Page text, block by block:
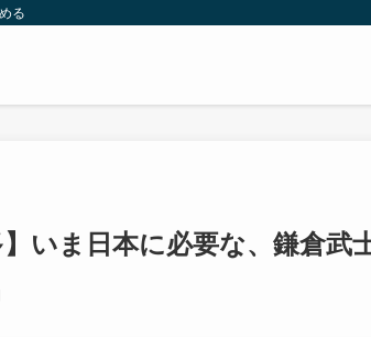
る
】いま日本に必要な、鎌倉武